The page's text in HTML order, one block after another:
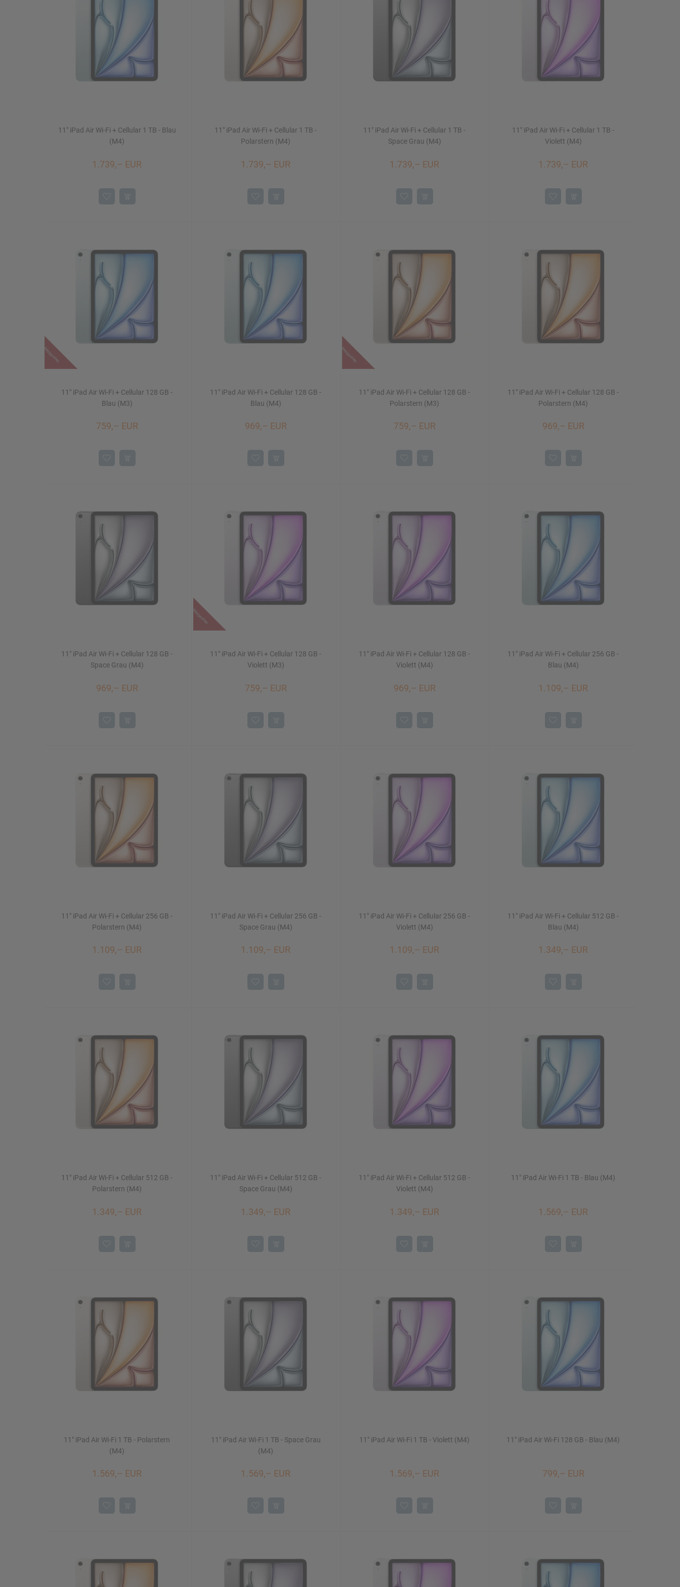
Mac Studio
iMac 24"
Displays NEU
iPhone 16/16 Plus
11" iPad Air Wi-Fi + Cellular 1 TB - Blau
(M4)
1.739,– EUR
11" iPad Air Wi-Fi + Cellular 1 TB -
Polarstern (M4)
1.739,– EUR
11" iPad Air Wi-Fi + Cellular 1 TB -
Space Grau (M4)
1.739,– EUR
11" iPad Air Wi-Fi + Cellular 1 TB -
Violett (M4)
1.739,– EUR
Restposten
11" iPad Air Wi-Fi + Cellular 128 GB -
Blau (M3)
759,– EUR
11" iPad Air Wi-Fi + Cellular 128 GB -
Blau (M4)
969,– EUR
Restposten
11" iPad Air Wi-Fi + Cellular 128 GB -
Polarstern (M3)
759,– EUR
11" iPad Air Wi-Fi + Cellular 128 GB -
Polarstern (M4)
969,– EUR
11" iPad Air Wi-Fi + Cellular 128 GB -
Space Grau (M4)
969,– EUR
Restposten
11" iPad Air Wi-Fi + Cellular 128 GB -
Violett (M3)
759,– EUR
11" iPad Air Wi-Fi + Cellular 128 GB -
Violett (M4)
969,– EUR
11" iPad Air Wi-Fi + Cellular 256 GB -
Blau (M4)
1.109,– EUR
11" iPad Air Wi-Fi + Cellular 256 GB -
Polarstern (M4)
1.109,– EUR
11" iPad Air Wi-Fi + Cellular 256 GB -
Space Grau (M4)
1.109,– EUR
11" iPad Air Wi-Fi + Cellular 256 GB -
Violett (M4)
1.109,– EUR
11" iPad Air Wi-Fi + Cellular 512 GB -
Blau (M4)
1.349,– EUR
11" iPad Air Wi-Fi + Cellular 512 GB -
Polarstern (M4)
1.349,– EUR
11" iPad Air Wi-Fi + Cellular 512 GB -
Space Grau (M4)
1.349,– EUR
11" iPad Air Wi-Fi + Cellular 512 GB -
Violett (M4)
1.349,– EUR
11" iPad Air Wi-Fi 1 TB - Blau (M4)
1.569,– EUR
11" iPad Air Wi-Fi 1 TB - Polarstern
(M4)
1.569,– EUR
11" iPad Air Wi-Fi 1 TB - Space Grau
(M4)
1.569,– EUR
11" iPad Air Wi-Fi 1 TB - Violett (M4)
1.569,– EUR
11" iPad Air Wi-Fi 128 GB - Blau (M4)
799,– EUR